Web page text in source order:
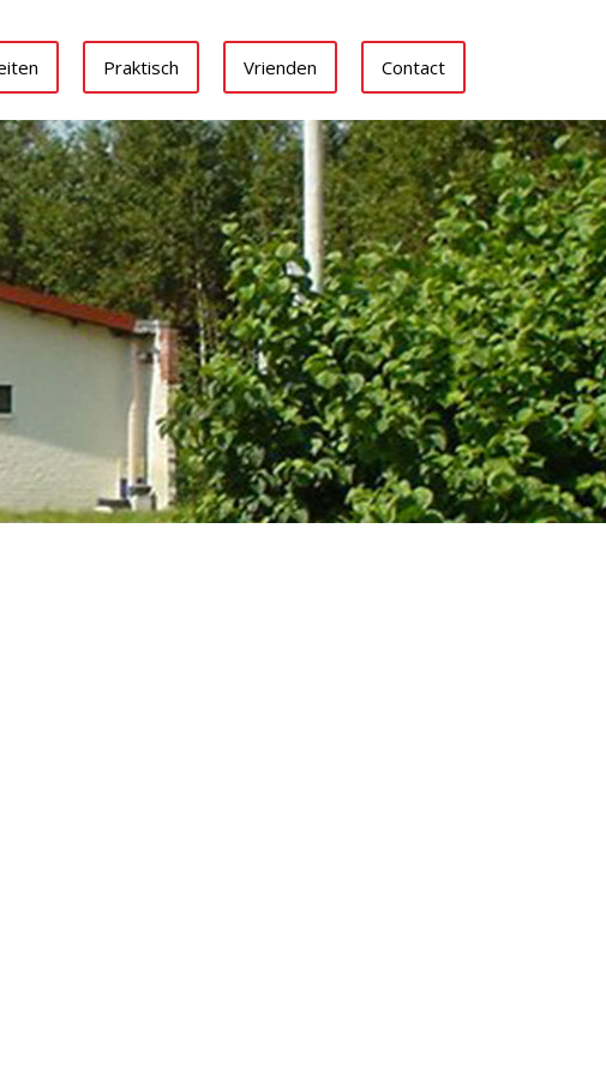
Praktisch Vrienden Contact